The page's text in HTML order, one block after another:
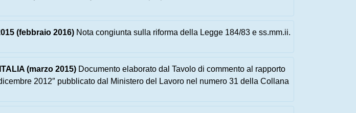
(febbraio 2016) Nota congiunta sulla riforma della Legge 184/83 e ss.mm.ii.
(marzo 2015) Documento elaborato dal Tavolo di commento al rapporto
2012″ pubblicato dal Ministero del Lavoro nel numero 31 della Collana